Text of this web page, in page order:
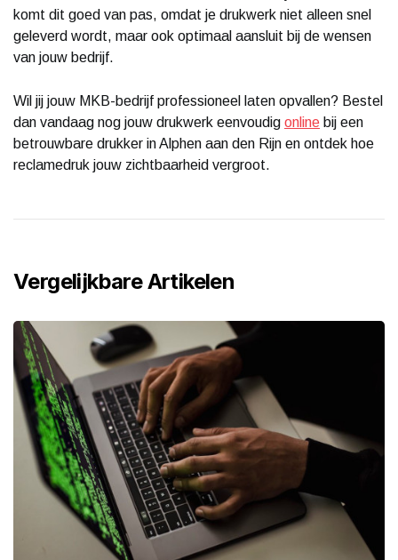
komt dit goed van pas, omdat je drukwerk niet alleen snel
geleverd wordt, maar ook optimaal aansluit bij de wensen
van jouw bedrijf.
Wil jij jouw MKB-bedrijf professioneel laten opvallen? Bestel
dan vandaag nog jouw drukwerk eenvoudig online bij een
betrouwbare drukker in Alphen aan den Rijn en ontdek hoe
reclamedruk jouw zichtbaarheid vergroot.
Vergelijkbare Artikelen